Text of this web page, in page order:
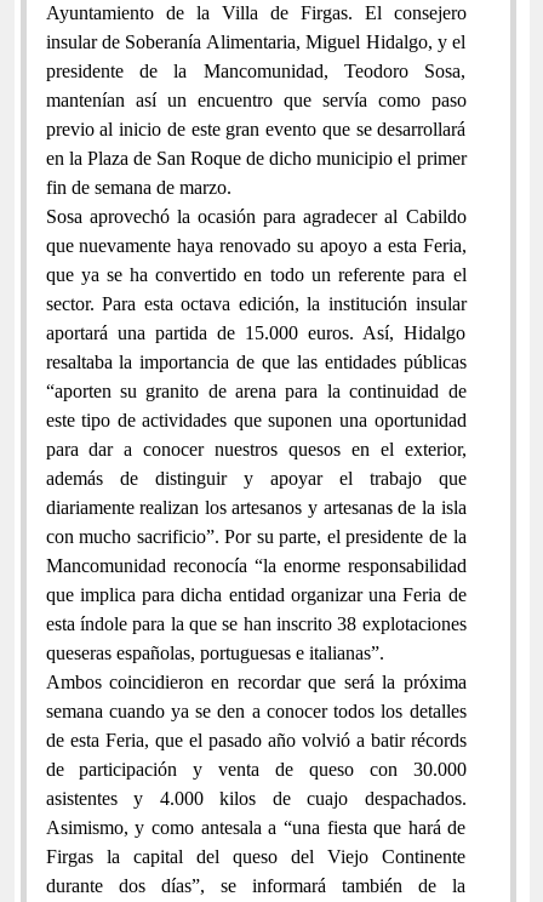
Ayuntamiento de la Villa de Firgas. El consejero
insular de Soberanía Alimentaria, Miguel Hidalgo, y el
presidente de la Mancomunidad, Teodoro Sosa,
mantenían así un encuentro que servía como paso
previo al inicio de este gran evento que se desarrollará
en la Plaza de San Roque de dicho municipio el primer
fin de semana de marzo.
Sosa aprovechó la ocasión para agradecer al Cabildo
que nuevamente haya renovado su apoyo a esta Feria,
que ya se ha convertido en todo un referente para el
sector. Para esta octava edición, la institución insular
aportará una partida de 15.000 euros. Así, Hidalgo
resaltaba la importancia de que las entidades públicas
“aporten su granito de arena para la continuidad de
este tipo de actividades que suponen una oportunidad
para dar a conocer nuestros quesos en el exterior,
además de distinguir y apoyar el trabajo que
diariamente realizan los artesanos y artesanas de la isla
con mucho sacrificio”. Por su parte, el presidente de la
Mancomunidad reconocía “la enorme responsabilidad
que implica para dicha entidad organizar una Feria de
esta índole para la que se han inscrito 38 explotaciones
queseras españolas, portuguesas e italianas”.
Ambos coincidieron en recordar que será la próxima
semana cuando ya se den a conocer todos los detalles
de esta Feria, que el pasado año volvió a batir récords
de participación y venta de queso con 30.000
asistentes y 4.000 kilos de cuajo despachados.
Asimismo, y como antesala a “una fiesta que hará de
Firgas la capital del queso del Viejo Continente
durante dos días”, se informará también de la